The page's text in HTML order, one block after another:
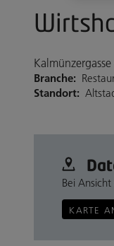
Branche:
Standort:
Bei
KARTE